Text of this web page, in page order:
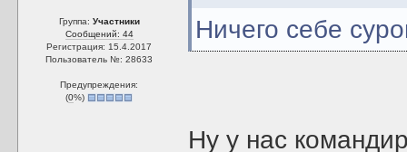
Группа: Участники
Сообщений: 44
Регистрация: 15.4.2017
Пользователь №: 28633
Предупреждения:
(0%)
Ничего себе
Ну у нас